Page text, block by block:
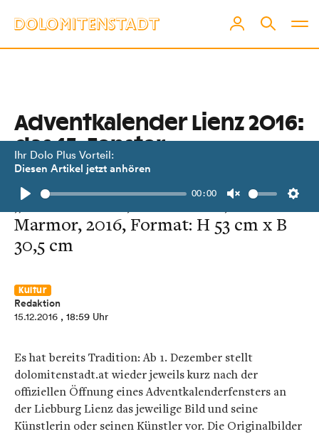
Ihr Dolo Plus Vorteil:
Diesen Artikel jetzt anhören
Play
00:00
Unmute
Adventkalender Lienz 2016:
das 15. Fenster
Peter Niedertscheider,
„Handschuhe“, Reliefarbeit, Laser
Marmor, 2016, Format: H 53 cm x B
30,5 cm
Kultur
Redaktion
15.12.2016 , 18:59 Uhr
Es hat bereits Tradition: Ab 1. Dezember stellt
dolomitenstadt.at wieder jeweils kurz nach der
offiziellen Öffnung eines Adventkalenderfensters an
der Liebburg Lienz das jeweilige Bild und seine
Künstlerin oder seinen Künstler vor. Die Originalbilder